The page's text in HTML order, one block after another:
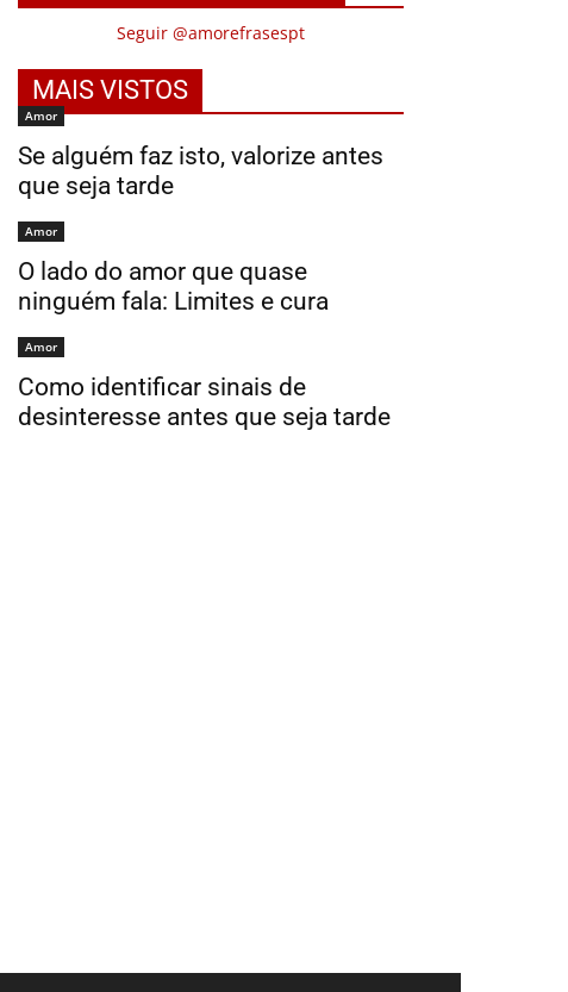
Seguir @amorefrasespt
MAIS VISTOS
Amor
Se alguém faz isto, valorize antes
que seja tarde
Amor
O lado do amor que quase
ninguém fala: Limites e cura
Amor
Como identificar sinais de
desinteresse antes que seja tarde